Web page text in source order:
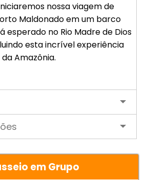
nossa viagem de
Maldonado em um barco
esperado no Rio Madre de Dios
esta incrível experiência
Amazônia.
em Grupo